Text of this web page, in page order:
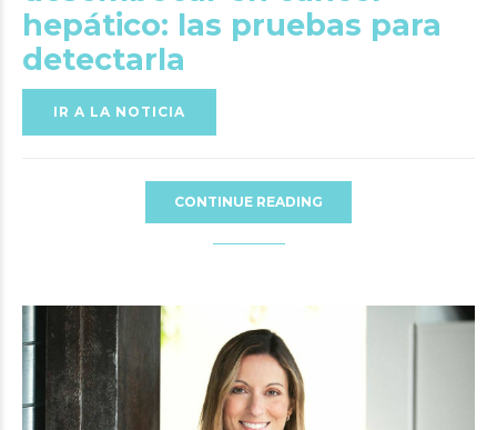
hepático: las pruebas para
detectarla
IR A LA NOTICIA
CONTINUE READING